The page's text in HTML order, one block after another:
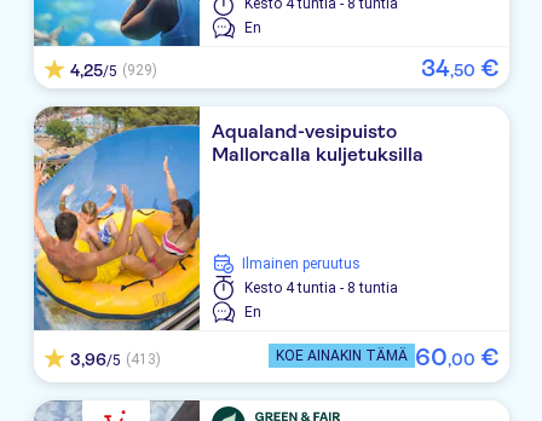
Hipocampo Palace
Morito
R2 Cala Millor Beach Apartment
Universal Perla de s'Illot
Hipotels Don Juan
Kesto 4 tuntia - 8 tuntia
En
4,25/5 (929) 34,50 €
Aqualand-vesipuisto
Mallorcalla kuljetuksilla
Ilmainen peruutus
Kesto 4 tuntia - 8 tuntia
En
3,96/5 (413) KOE AINAKIN TÄMÄ 60,00 €